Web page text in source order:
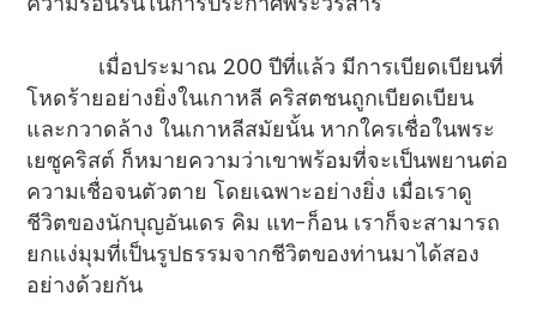
เมื่อประมาณ 200 ปีที่แล้ว มีการเบียดเบียนที่
โหดร้ายอย่างยิ่งในเกาหลี คริสตชนถูกเบียดเบียน
และกวาดล้าง ในเกาหลีสมัยนั้น หากใครเชื่อในพระ
เยซูคริสต์ ก็หมายความว่าเขาพร้อมที่จะเป็นพยานต่อ
ความเชื่อจนตัวตาย โดยเฉพาะอย่างยิ่ง เมื่อเราดู
ชีวิตของนักบุญอันเดร คิม แท-ก็อน เราก็จะสามารถ
ยกแง่มุมที่เป็นรูปธรรมจากชีวิตของท่านมาได้สอง
อย่างด้วยกัน